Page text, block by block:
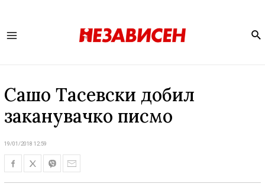
Сашо Tасевски добил
заканувачко писмо
19/01/2018 12:59